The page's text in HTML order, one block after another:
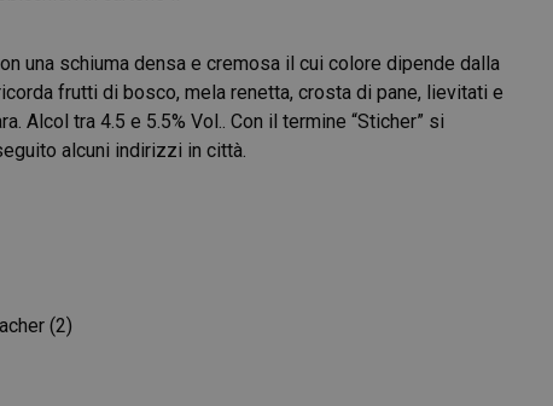
una schiuma densa e cremosa il cui colore dipende dalla
frutti di bosco, mela renetta, crosta di pane, lievitati e
Alcol tra 4.5 e 5.5% Vol.. Con il termine “Sticher” si
alcuni indirizzi in città.
(2)